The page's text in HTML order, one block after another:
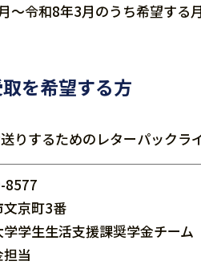
～令和8年3月のうち希望する月
を希望する方
りするためのレターパックラ
京町3番
学生生活支援課奨学金チーム
当